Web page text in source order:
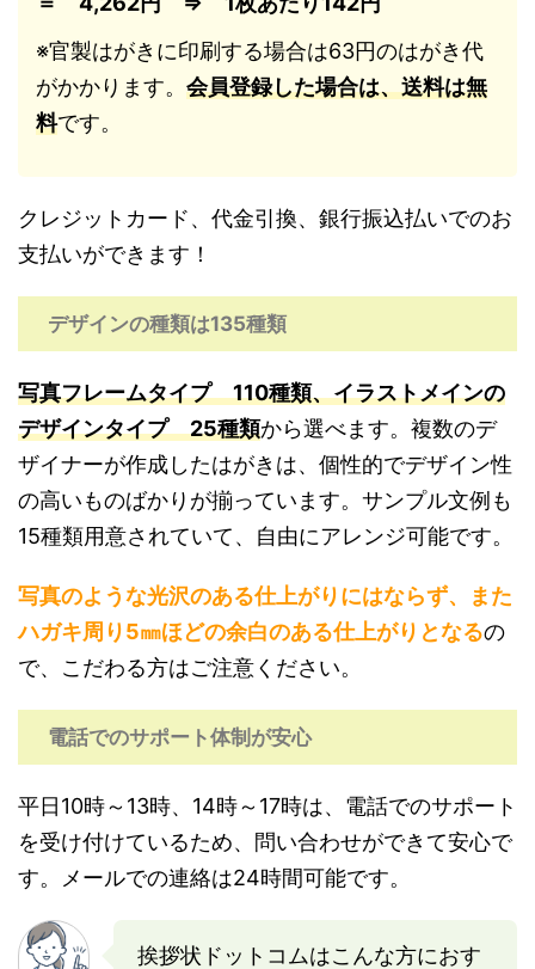
※官製はがきに印刷する場合は63円のはがき代
がかかります。 会員登録した場合は、送料は無
料です。
クレジットカード、代金引換、銀行振込払いでのお
支払いができます！
デザインの種類は135種類
写真フレームタイプ 110種類、イラストメインの
デザインタイプ 25種類から選べます。複数のデ
ザイナーが作成したはがきは、個性的でデザイン性
の高いものばかりが揃っています。サンプル文例も
15種類用意されていて、自由にアレンジ可能です。
写真のような光沢のある仕上がりにはならず、また
ハガキ周り5㎜ほどの余白のある仕上がりとなるの
で、こだわる方はご注意ください。
電話でのサポート体制が安心
平日10時～13時、14時～17時は、電話でのサポート
を受け付けているため、問い合わせができて安心で
す。メールでの連絡は24時間可能です。
挨拶状ドットコムはこんな方におす